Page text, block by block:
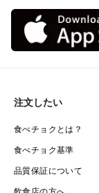
注文したい
食べチョクとは？
食べチョク基準
品質保証について